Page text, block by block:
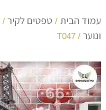
עמוד הבית / טפטים לקיר /
ונוער / T047